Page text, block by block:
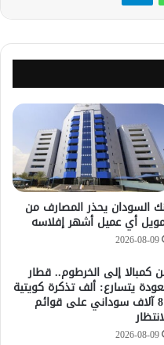
السودان يحذر المصارف من
أي عميل أشهر إفلاسه
2026-08-09
كمبالا إلى الخرطوم.. قطار
يتسارع: ألف تذكرة كويتية
و8 آلاف سوداني على قوائم
2026-08-09